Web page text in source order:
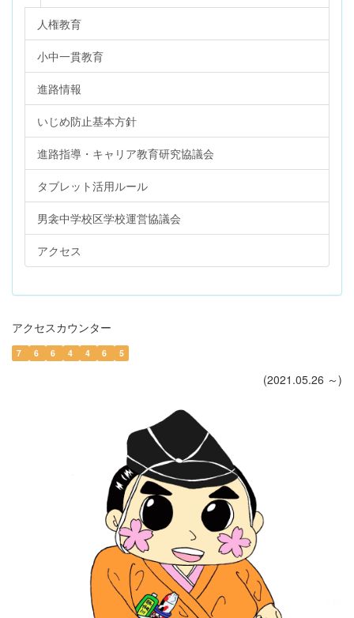
人権教育
小中一貫教育
進路情報
いじめ防止基本方針
進路指導・キャリア教育研究協議会
タブレット活用ルール
男衾中学校区学校運営協議会
アクセス
アクセスカウンター
7 6 6 4 4 6 5
(2021.05.26 ～)